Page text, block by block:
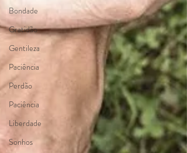
Bondade
Gratidão
Gentileza
Paciência
Perdão
Paciência
Liberdade
Sonhos